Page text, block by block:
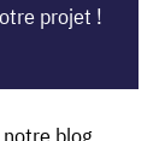
projet !